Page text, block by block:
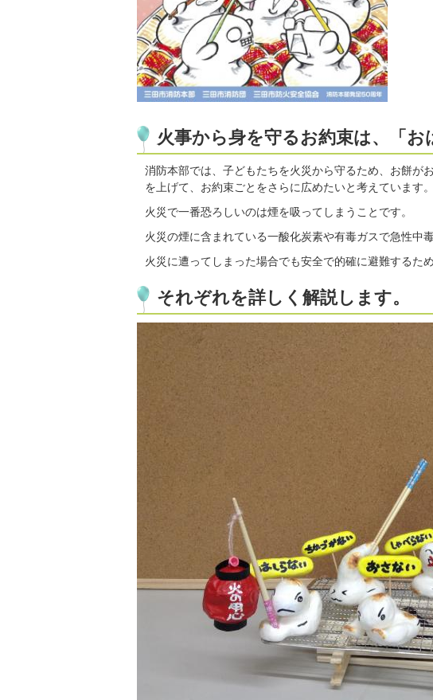
火事から身を守るお約束は、「お
消防本部では、子どもたちを火災から守るため、お餅が
を上げて、お約束ごとをさらに広めたいと考えています。
火災で一番恐ろしいのは煙を吸ってしまうことです。
火災の煙に含まれている一酸化炭素や有毒ガスで急性中
火災に遭ってしまった場合でも安全で的確に避難するた
それぞれを詳しく解説します。